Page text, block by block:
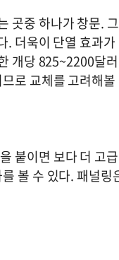
곳중 하나가 창문.
. 더욱이 단열 효과
개당 825~2200달
로 교체를 고려해
붙이면 보다 더 고
볼 수 있다. 패널